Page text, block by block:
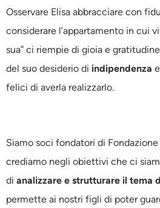
Osservare Elisa abbracciare con
considerare l’appartamento in cui
sua” ci riempie di gioia e
del suo desiderio di indipendenza e
felici di averla realizzarlo.
Siamo soci fondatori di
crediamo negli obiettivi che ci
di analizzare e strutturare il tema
permette ai nostri figli di poter